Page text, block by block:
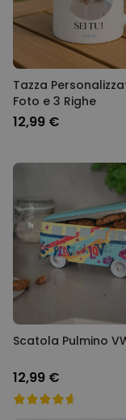
Tazza
Foto e 3 Righe
12,99 €
Scatola Pulmino
12,99 €